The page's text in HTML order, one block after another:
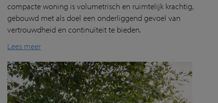
compacte woning is volumetrisch en ruimtelijk krachtig,
gebouwd met als doel een onderliggend gevoel van
vertrouwdheid en continuïteit te bieden.
Lees meer